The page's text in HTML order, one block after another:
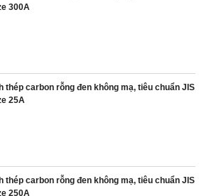
300A
thép carbon rỗng đen không mạ, tiêu chuẩn JIS
25A
thép carbon rỗng đen không mạ, tiêu chuẩn JIS
250A